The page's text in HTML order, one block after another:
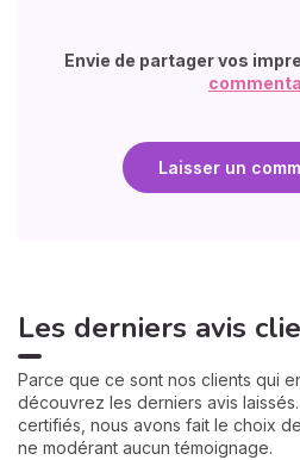
Envie de partager vos
Laisser un
Les derniers avis
Parce que ce sont nos clients qui
découvrez les derniers avis
certifiés, nous avons fait le choix
ne modérant aucun témoignage.